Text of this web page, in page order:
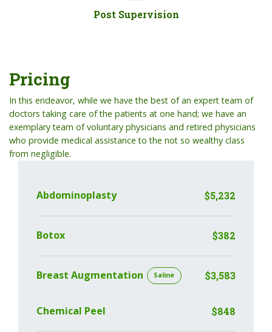
Post Supervision
Pricing
In this endeavor, while we have the best of an expert team of
doctors taking care of the patients at one hand; we have an
exemplary team of voluntary physicians and retired physicians
who provide medical assistance to the not so wealthy class
from negligible.
Abdominoplasty $5,232
Botox $382
Breast Augmentation Saline $3,583
Chemical Peel $848